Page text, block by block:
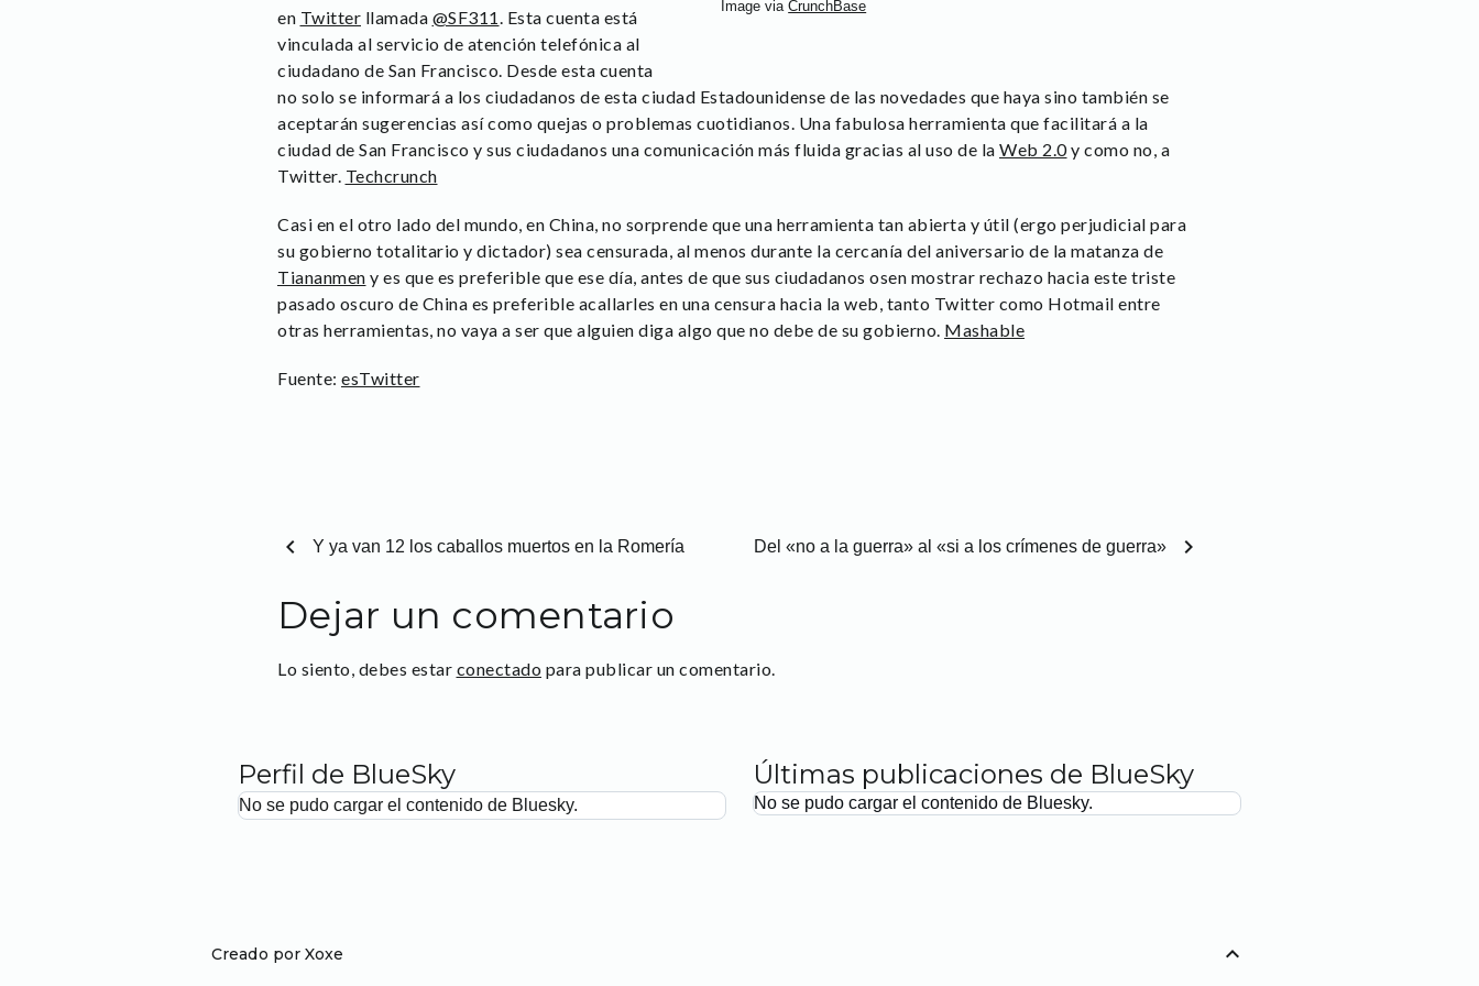
Image viaCrunchBase
en Twitter llamada @SF311. Esta cuenta está
vinculada al servicio de atención telefónica al
ciudadano de San Francisco. Desde esta cuenta
no solo se informará a los ciudadanos de esta ciudad Estadounidense de las novedades que haya sino también se
aceptarán sugerencias así como quejas o problemas cuotidianos. Una fabulosa herramienta que facilitará a la
ciudad de San Francisco y sus ciudadanos una comunicación más fluida gracias al uso de la Web 2.0y como no, a
Twitter. Techcrunch
Casi en el otro lado del mundo, en China, no sorprende que una herramienta tan abierta y útil (ergo perjudicial para
su gobierno totalitario y dictador) sea censurada, al menos durante la cercanía del aniversario de la matanza de
Tiananmen y es que es preferible que ese día, antes de que sus ciudadanos osen mostrar rechazo hacia este triste
pasado oscuro de China es preferible acallarles en una censura hacia la web, tanto Twitter como Hotmail entre
otras herramientas, no vaya a ser que alguien diga algo que no debe de su gobierno. Mashable
Fuente: esTwitter
chevron_left Y ya van 12 los caballos muertos en la Romería Del «no a la guerra» al «si a los crímenes de guerra» chevron_right
Dejar un comentario
Lo siento, debes estar conectado para publicar un comentario.
Perfil de BlueSky
No se pudo cargar el contenido de Bluesky.
Últimas publicaciones de BlueSky
No se pudo cargar el contenido de Bluesky.
Creado por Xoxe expand_less